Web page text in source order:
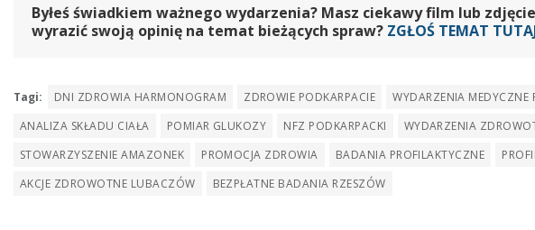
Byłeś świadkiem ważnego wydarzenia? Masz ciekawy film lub
wyrazić swoją opinię na temat bieżących spraw? ZGŁOŚ TEMAT
Tagi: DNI ZDROWIA HARMONOGRAM ZDROWIE PODKARPACIE WYDARZENIA MEDYCZNE
ANALIZA SKŁADU CIAŁA
POMIAR GLUKOZY NFZ PODKARPACKI
WYDARZENIA
STOWARZYSZENIE AMAZONEK
PROMOCJA ZDROWIA BADANIA PROFILAKTYCZNE
AKCJE ZDROWOTNE LUBACZÓW
BEZPŁATNE BADANIA RZESZÓW